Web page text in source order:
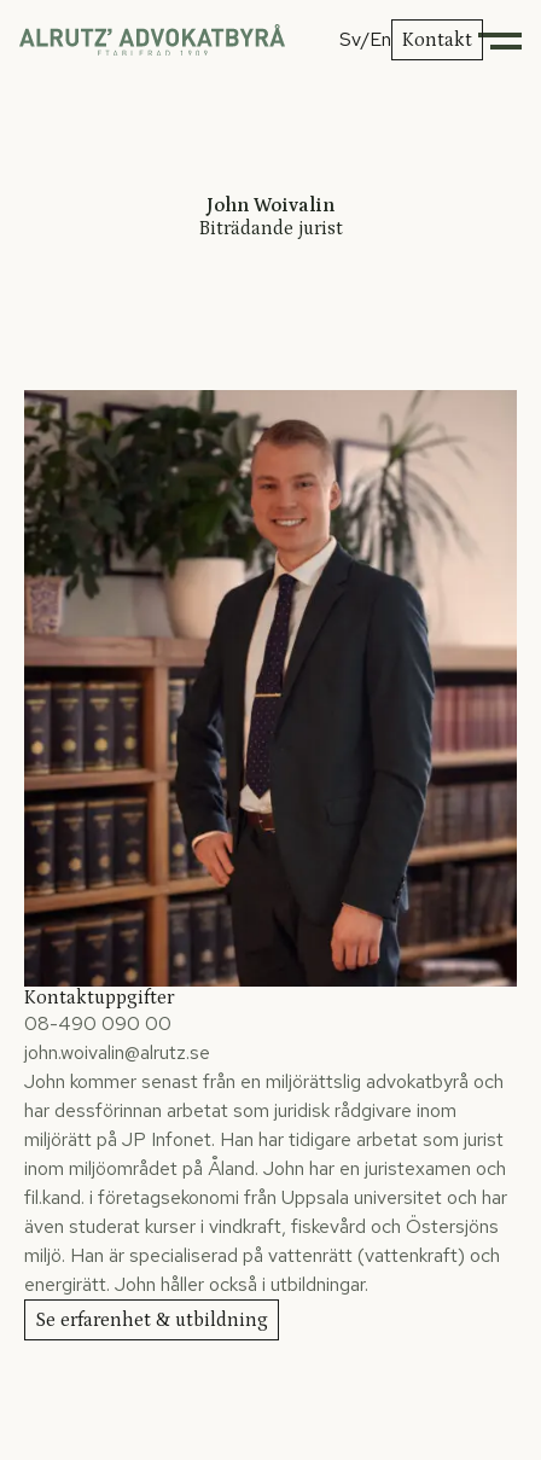
Sv/En Kontakt
John Woivalin
Biträdande jurist
Kontaktuppgifter
08-490 090 00
john.woivalin@alrutz.se
John kommer senast från en miljörättslig advokatbyrå och
har dessförinnan arbetat som juridisk rådgivare inom
miljörätt på JP Infonet. Han har tidigare arbetat som jurist
inom miljöområdet på Åland. John har en juristexamen och
fil.kand. i företagsekonomi från Uppsala universitet och har
även studerat kurser i vindkraft, fiskevård och Östersjöns
miljö. Han är specialiserad på vattenrätt (vattenkraft) och
energirätt. John håller också i utbildningar.
Se erfarenhet & utbildning